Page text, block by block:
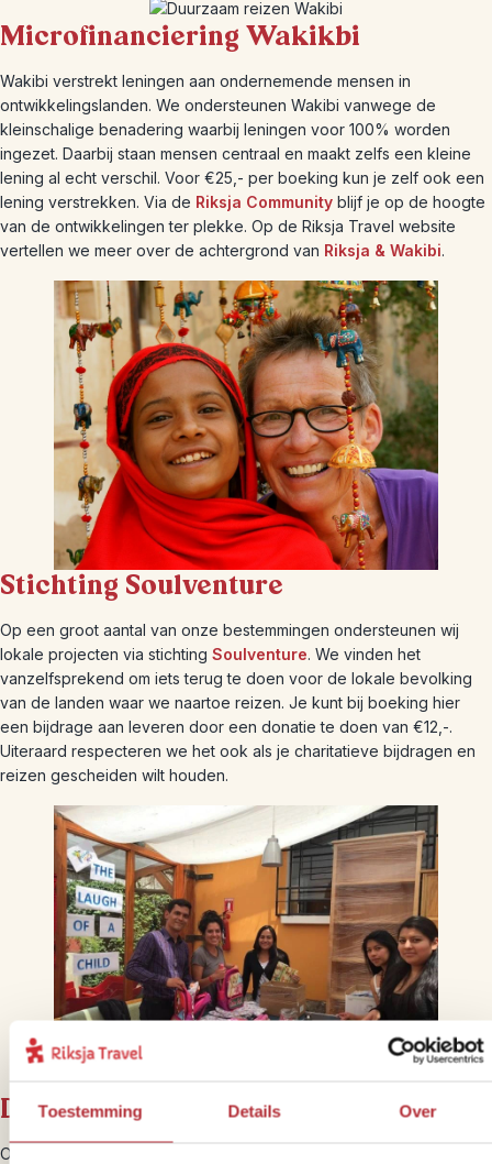
Toestemming Details Over
Microfinanciering Wakikbi
Wakibi verstrekt leningen aan ondernemende mensen in
ontwikkelingslanden. We ondersteunen Wakibi vanwege de
kleinschalige benadering waarbij leningen voor 100% worden
ingezet. Daarbij staan mensen centraal en maakt zelfs een kleine
lening al echt verschil. Voor €25,- per boeking kun je zelf ook een
lening verstrekken. Via de Riksja Community blijf je op de hoogte
van de ontwikkelingen ter plekke. Op de Riksja Travel website
vertellen we meer over de achtergrond van Riksja & Wakibi.
Stichting Soulventure
Op een groot aantal van onze bestemmingen ondersteunen wij
lokale projecten via stichting Soulventure. We vinden het
vanzelfsprekend om iets terug te doen voor de lokale bevolking
van de landen waar we naartoe reizen. Je kunt bij boeking hier
een bijdrage aan leveren door een donatie te doen van €12,-.
Uiteraard respecteren we het ook als je charitatieve bijdragen en
reizen gescheiden wilt houden.
Duurzame bouwstenen wereldwijd
Op de meeste bestemmingen bieden we een of meerdere